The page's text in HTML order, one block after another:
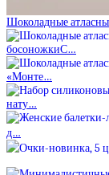
Шоколадные
босоножкиС…
«Монте…
нату…
д…